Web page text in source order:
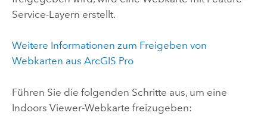
Service-Layern erstellt.
Weitere Informationen zum Freigeben von
Webkarten aus ArcGIS Pro
Führen Sie die folgenden Schritte aus, um eine
Indoors Viewer-Webkarte freizugeben: